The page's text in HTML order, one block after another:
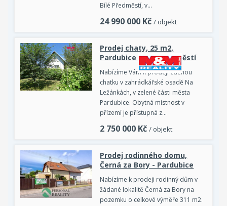
Bílé Předměstí, v…
24 990 000 Kč / objekt
Prodej chaty, 25 m2,
Pardubice - Bílé Předměstí
Nabízíme Vám k prodeji zděnou
chatku v zahrádkářské osadě Na
Ležánkách, v zelené části města
Pardubice. Obytná místnost v
přízemí je přístupná z…
2 750 000 Kč / objekt
Prodej rodinného domu,
Černá za Bory - Pardubice
Nabízíme k prodeji rodinný dům v
žádané lokalitě Černá za Bory na
pozemku o celkové výměře 311 m2.